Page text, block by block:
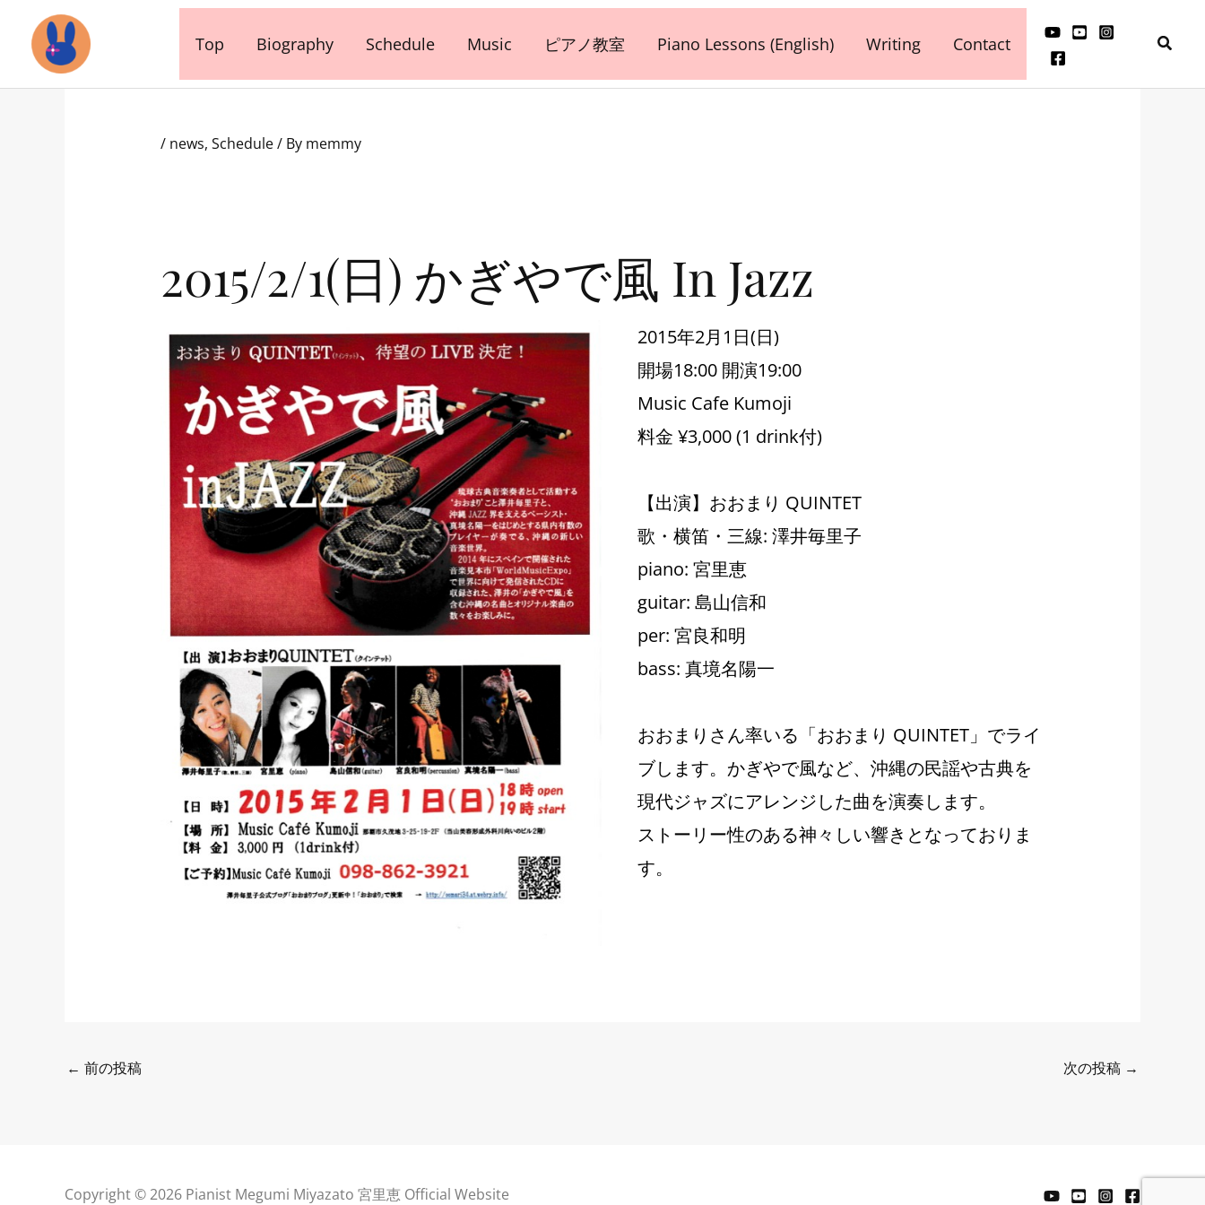
ス
Top Biography Schedule Music ピアノ教室 Piano Lessons (English) Writing Contact
検
/ news, Schedule/ By memmy
2015/2/1(日) かぎやで風 In Jazz
2015年2月1日(日)
開場18:00 開演19:00
Music Cafe Kumoji
料金 ¥3,000 (1 drink付)
【出演】おおまり QUINTET
歌・横笛・三線: 澤井毎里子
piano: 宮里恵
guitar: 島山信和
per: 宮良和明
bass: 真境名陽一
おおまりさん率いる「おおまり QUINTET」でライ
ブします。かぎやで風など、沖縄の民謡や古典を
現代ジャズにアレンジした曲を演奏します。
ストーリー性のある神々しい響きとなっておりま
す。
← 前の投稿 次の投稿 →
Copyright © 2026 Pianist Megumi Miyazato 宮里恵 Official Website